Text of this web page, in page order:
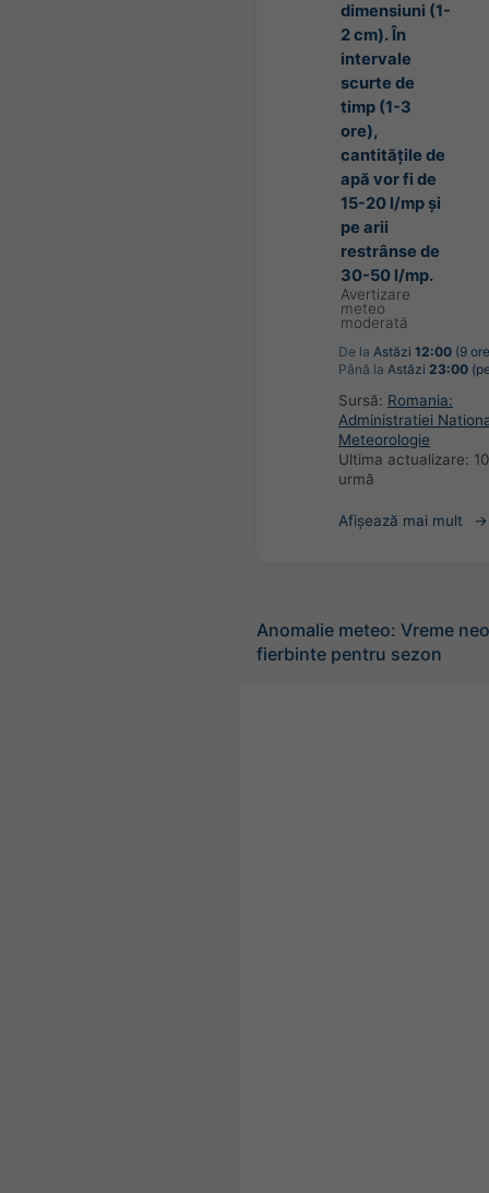
dimensiuni (1-
2 cm). În
intervale
scurte de
timp (1-3
ore),
cantitățile de
apă vor fi de
15-20 l/mp și
pe arii
restrânse de
30-50 l/mp.
Avertizare
meteo
moderată
De la Astăzi 12:00 (9
Până la Astăzi 23:00
Sursă: Romania:
Administratiei
Meteorologie
Ultima actualizare:
urmă
Afișează mai mult
Anomalie meteo: Vreme
fierbinte pentru sezon